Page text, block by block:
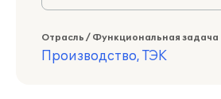
Отрасль / Функциональная задача
Производство, ТЭК